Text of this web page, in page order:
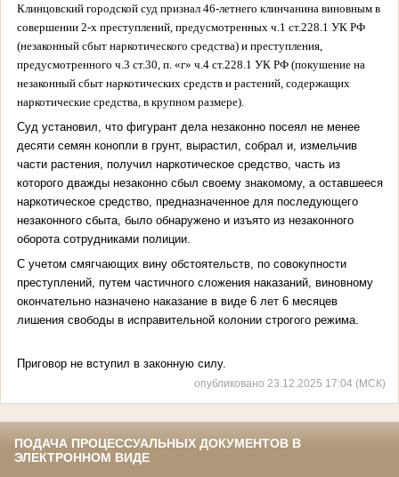
Клинцовский городской суд признал 46-летнего клинчанина виновным в
совершении 2-х преступлений, предусмотренных ч.1 ст.228.1 УК РФ
(незаконный сбыт наркотического средства) и преступления,
предусмотренного ч.3 ст.30, п. «г» ч.4 ст.228.1 УК РФ (покушение на
незаконный сбыт наркотических средств и растений, содержащих
наркотические средства, в крупном размере).
Суд установил, что фигурант дела незаконно посеял не менее
десяти семян конопли в грунт, вырастил, собрал и, измельчив
части растения, получил наркотическое средство, часть из
которого дважды незаконно сбыл своему знакомому, а оставшееся
наркотическое средство, предназначенное для последующего
незаконного сбыта, было обнаружено и изъято из незаконного
оборота сотрудниками полиции.
С учетом смягчающих вину обстоятельств, по совокупности
преступлений, путем частичного сложения наказаний, виновному
окончательно назначено наказание в виде 6 лет 6 месяцев
лишения свободы в исправительной колонии строгого режима.
Приговор не вступил в законную силу.
опубликовано 23.12.2025 17:04 (МСК)
ПОДАЧА ПРОЦЕССУАЛЬНЫХ ДОКУМЕНТОВ В
ЭЛЕКТРОННОМ ВИДЕ